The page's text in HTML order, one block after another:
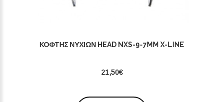
ΚΌΦΤΗΣ ΝΥΧΙΏΝ HEAD NXS-9-7MM X-LINE
21,50€